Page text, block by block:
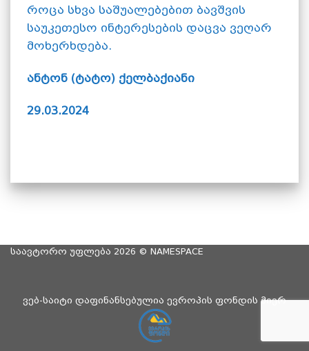
როცა სხვა საშუალებებით ბავშვის
საუკეთესო ინტერესების დაცვა ვეღარ
მოხერხდება.
ანტონ (ტატო) ქელბაქიანი
29.03.2024
საავტორო უფლება 2026 © NAMESPACE
ვებ-საიტი დაფინანსებულია ევროპის ფონდის მიერ